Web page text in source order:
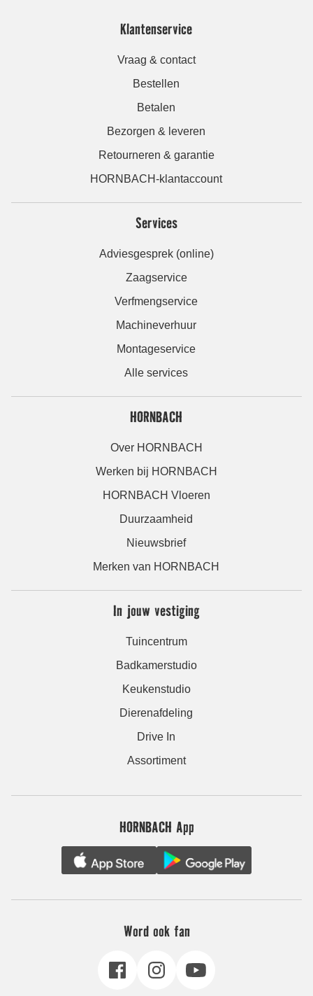
Klantenservice
Vraag & contact
Bestellen
Betalen
Bezorgen & leveren
Retourneren & garantie
HORNBACH-klantaccount
Services
Adviesgesprek (online)
Zaagservice
Verfmengservice
Machineverhuur
Montageservice
Alle services
HORNBACH
Over HORNBACH
Werken bij HORNBACH
HORNBACH Vloeren
Duurzaamheid
Nieuwsbrief
Merken van HORNBACH
In jouw vestiging
Tuincentrum
Badkamerstudio
Keukenstudio
Dierenafdeling
Drive In
Assortiment
HORNBACH App
Word ook fan